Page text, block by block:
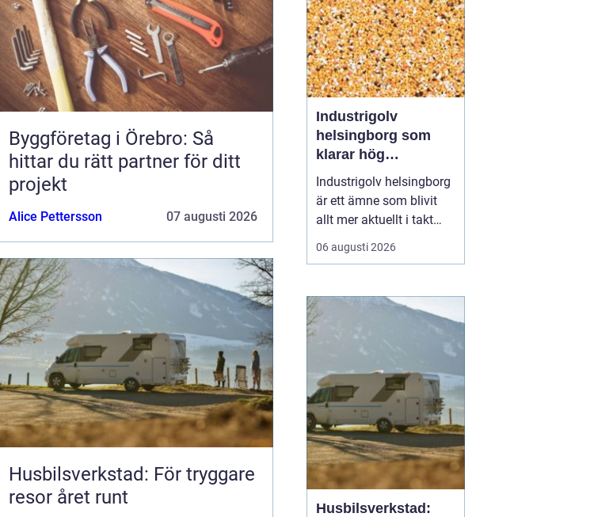
Byggföretag i Örebro: Så
hittar du rätt partner för ditt
projekt
Alice Pettersson 07 augusti 2026
Husbilsverkstad: För tryggare
resor året runt
Industrigolv
helsingborg som
klarar hög
belastning och tuffa
krav
Industrigolv helsingborg
är ett ämne som blivit
allt mer aktuellt i takt
med att fler
verksamheter söker
lättskötta golvlösningar.
I moderna
produktionsmiljöer
behöver golvet vara mer
än bara en slityta. Golvet
ska tåla tung trafi...
06 augusti 2026
Husbilsverkstad: